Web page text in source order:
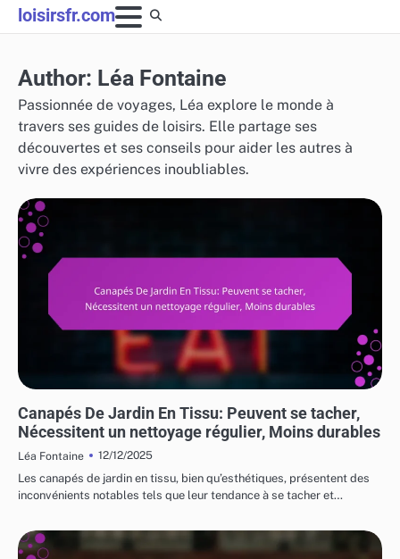
Skip
to
loisirsfr.com
Author: Léa Fontaine
Passionnée de voyages, Léa explore le monde à
travers ses guides de loisirs. Elle partage ses
découvertes et ses conseils pour aider les autres à
vivre des expériences inoubliables.
Canapés De Jardin En Tissu: Peuvent se tacher,
Nécessitent un nettoyage régulier, Moins durables
Léa Fontaine
12/12/2025
Les canapés de jardin en tissu, bien qu’esthétiques, présentent des
inconvénients notables tels que leur tendance à se tacher et…